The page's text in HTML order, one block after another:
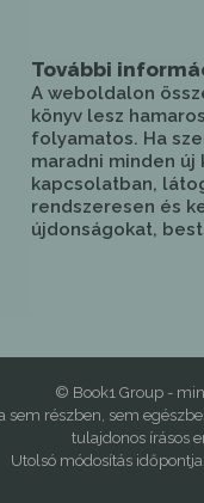
További
A weboldalon
könyv lesz
folyamatos. Ha
maradni minden új
kapcsolatban,
rendszeresen és
újdonságokat,
© Book1 Group -
sem részben, sem
tulajdonos írásos
Utolsó módosítás